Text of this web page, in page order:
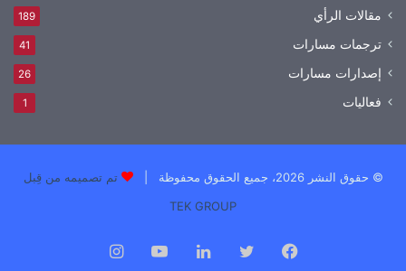
مقالات الرأي 189
ترجمات مسارات 41
إصدارات مسارات 26
فعاليات 1
© حقوق النشر 2026، جميع الحقوق محفوظة |
تم تصميمه من قِبل
TEK GROUP
فيسبوك تويتر لينكدإن يوتيوب